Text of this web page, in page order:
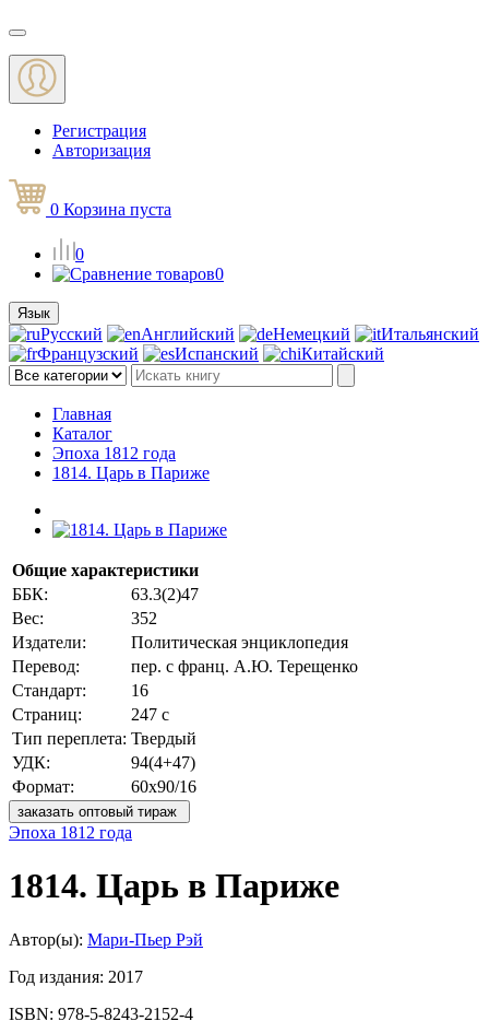
Меню
Регистрация
Авторизация
0 Корзина пуста
0
0
Язык
Русский Английский Немецкий
Итальянский
Французский
Испанский Китайский
Главная
Каталог
Эпоха 1812 года
1814. Царь в Париже
Общие характеристики
ББК:
63.3(2)47
Вес:
352
Издатели:
Политическая энциклопедия
Перевод:
пер. с франц. А.Ю. Терещенко
Стандарт:
16
Страниц:
247 с
Тип переплета: Твердый
УДК:
94(4+47)
Формат:
60х90/16
заказать оптовый тираж
Эпоха 1812 года
1814. Царь в Париже
Автор(ы): Мари-Пьер Рэй
Год издания: 2017
ISBN: 978-5-8243-2152-4